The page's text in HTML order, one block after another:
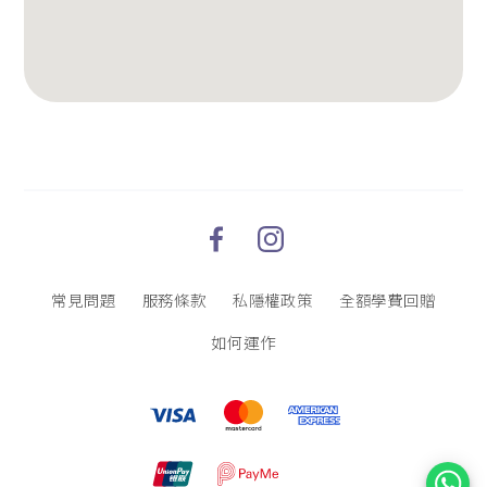
常見問題 服務條款 私隱權政策
全額學費回贈
如何運作